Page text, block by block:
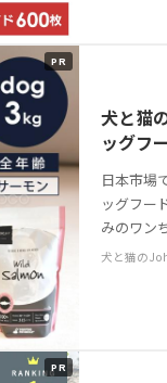
PR
犬と猫
ッグフ
日本市場
ッグフー
みのワン
ンスの取
ザ・ド
犬と猫の
PR